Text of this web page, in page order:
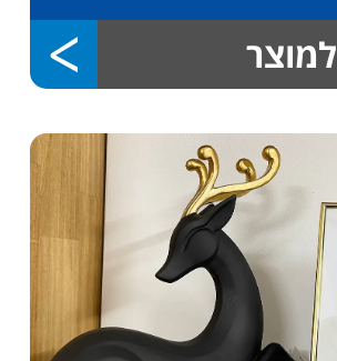
למוצר